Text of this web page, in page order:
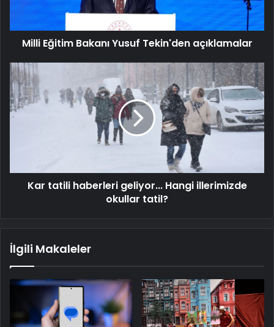
Milli Eğitim Bakanı Yusuf Tekin'den açıklamalar
Kar
tatili
haberleri
geliyor...
Hangi
Kar tatili haberleri geliyor... Hangi illerimizde
okullar tatil?
İlgili Makaleler